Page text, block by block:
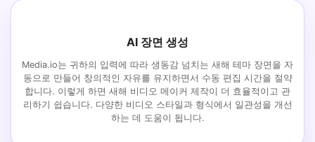
AI 장면 생성
Media.io는 귀하의 입력에 따라 생동감 넘치는 새해 테마 장면을 자
동으로 만들어 창의적인 자유를 유지하면서 수동 편집 시간을 절약
합니다. 이렇게 하면 새해 비디오 메이커 제작이 더 효율적이고 관
리하기 쉽습니다. 다양한 비디오 스타일과 형식에서 일관성을 개선
하는 데 도움이 됩니다.